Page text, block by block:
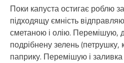
Поки капуста остигає роблю
підходящу ємність
сметаною і олію. Перемішую,
подрібнену зелень (петрушку,
паприку. Перемішую і заливка